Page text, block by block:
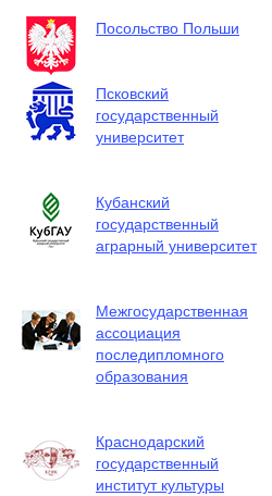
Посольство Польши
Псковский
государственный
университет
Кубанский
государственный
аграрный университет
Межгосударственная
ассоциация
последипломного
образования
Краснодарский
государственный
институт культуры